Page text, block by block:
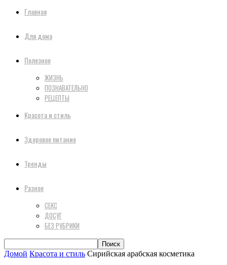
Главная
Для дома
Полезное
ЖИЗНЬ
ПОЗНАВАТЕЛЬНО
РЕЦЕПТЫ
Красота и стиль
Здоровое питание
Тренды
Разное
СЕКС
ДОСУГ
БЕЗ РУБРИКИ
Домой Красота и стиль Сирийская арабская косметика